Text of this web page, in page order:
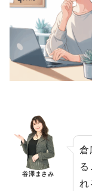
谷澤まさみ
倉
れ